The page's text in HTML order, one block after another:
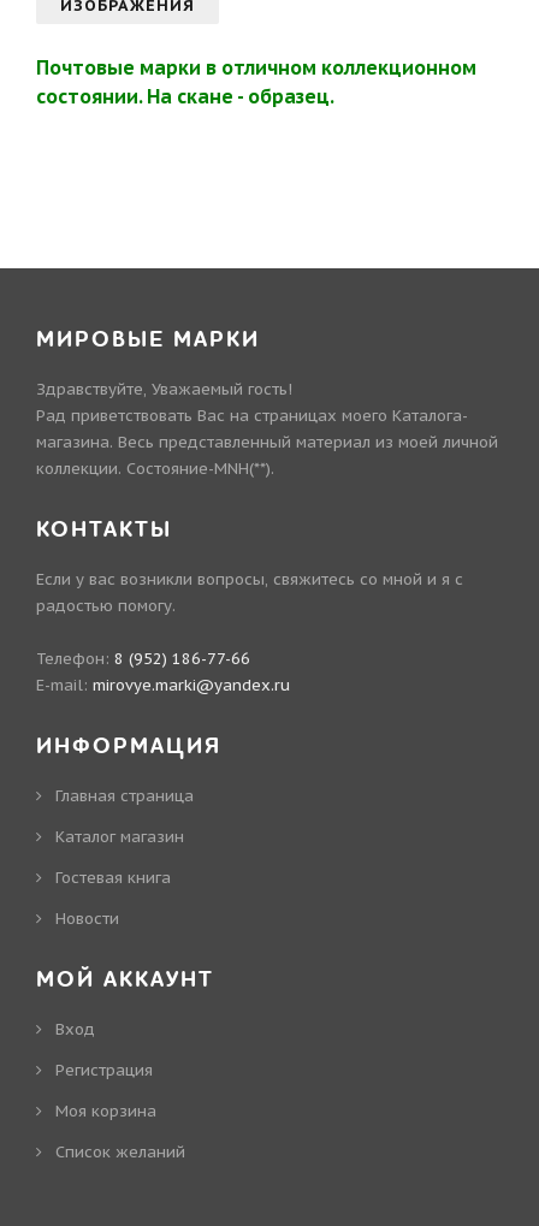
ИЗОБРАЖЕНИЯ
Почтовые марки в отличном коллекционном
состоянии. На скане - образец.
МИРОВЫЕ МАРКИ
Здравствуйте, Уважаемый гость!
Рад приветствовать Вас на страницах моего Каталога-
магазина. Весь представленный материал из моей личной
коллекции. Состояние-MNH(**).
КОНТАКТЫ
Если у вас возникли вопросы, свяжитесь со мной и я с
радостью помогу.
Телефон: 8 (952) 186-77-66
E-mail: mirovye.marki@yandex.ru
ИНФОРМАЦИЯ
Главная страница
Каталог магазин
Гостевая книга
Новости
МОЙ АККАУНТ
Вход
Регистрация
Моя корзина
Cписок желаний